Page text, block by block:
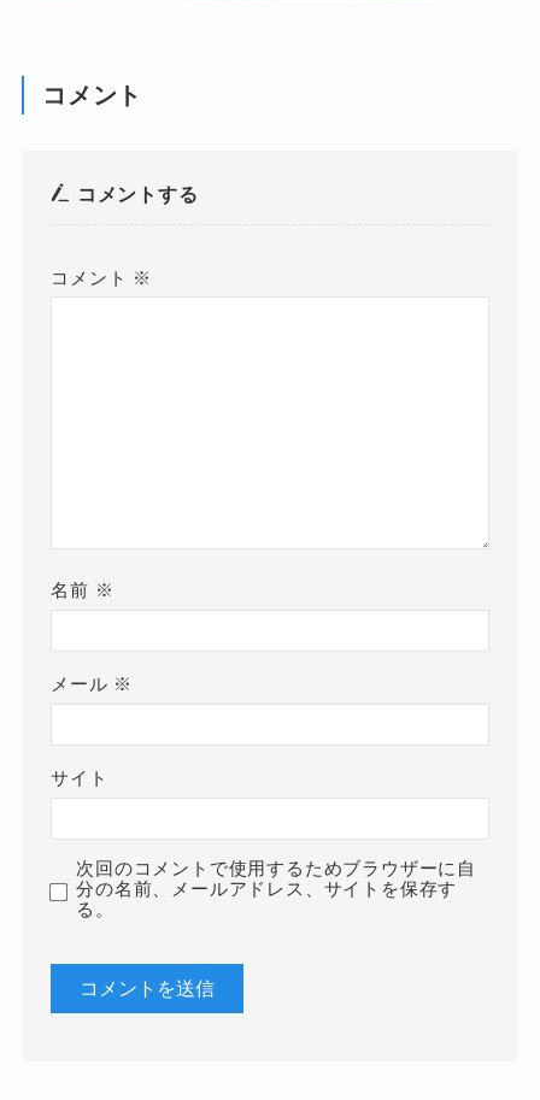
コメント
コメントする
コメント ※
名前 ※
メール ※
サイト
次回のコメントで使用するためブラウザーに自
分の名前、メールアドレス、サイトを保存す
る。